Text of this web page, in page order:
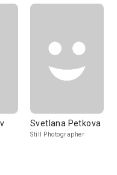
Svetlana Petkova
Still Photographer